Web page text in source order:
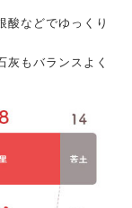
酸などでゆっくり
もバランスよく